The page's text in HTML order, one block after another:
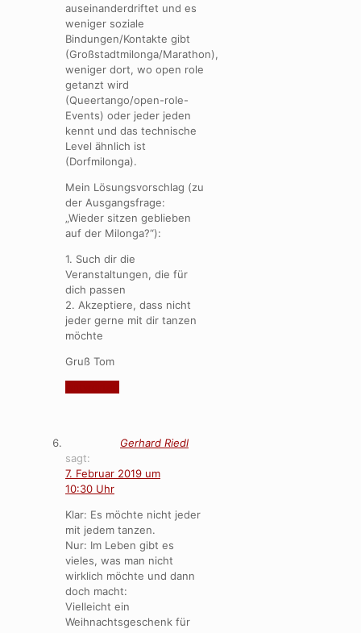
auseinanderdriftet und es
weniger soziale
Bindungen/Kontakte gibt
(Großstadtmilonga/Marathon),
weniger dort, wo open role
getanzt wird
(Queertango/open-role-
Events) oder jeder jeden
kennt und das technische
Level ähnlich ist
(Dorfmilonga).
Mein Lösungsvorschlag (zu
der Ausgangsfrage:
„Wieder sitzen geblieben
auf der Milonga?“):
1. Such dir die
Veranstaltungen, die für
dich passen
2. Akzeptiere, dass nicht
jeder gerne mit dir tanzen
möchte
Gruß Tom
Gerhard Riedl
sagt:
7. Februar 2019 um
10:30 Uhr
Klar: Es möchte nicht jeder
mit jedem tanzen.
Nur: Im Leben gibt es
vieles, was man nicht
wirklich möchte und dann
doch macht:
Vielleicht ein
Weihnachtsgeschenk für